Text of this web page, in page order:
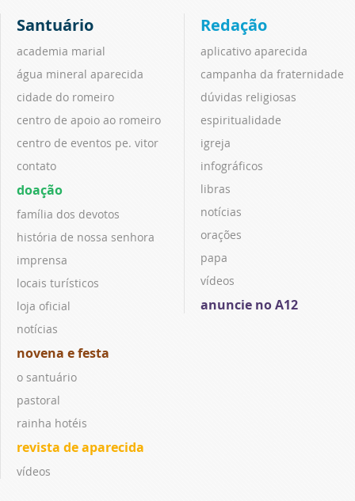
Santuário
academia marial
água mineral aparecida
cidade do romeiro
centro de apoio ao romeiro
centro de eventos pe. vitor
contato
doação
família dos devotos
história de nossa senhora
imprensa
locais turísticos
loja oficial
notícias
novena e festa
o santuário
pastoral
rainha hotéis
revista de aparecida
vídeos
Redação
aplicativo aparecida
campanha da fraternidade
dúvidas religiosas
espiritualidade
igreja
infográficos
libras
notícias
orações
papa
vídeos
anuncie no A12